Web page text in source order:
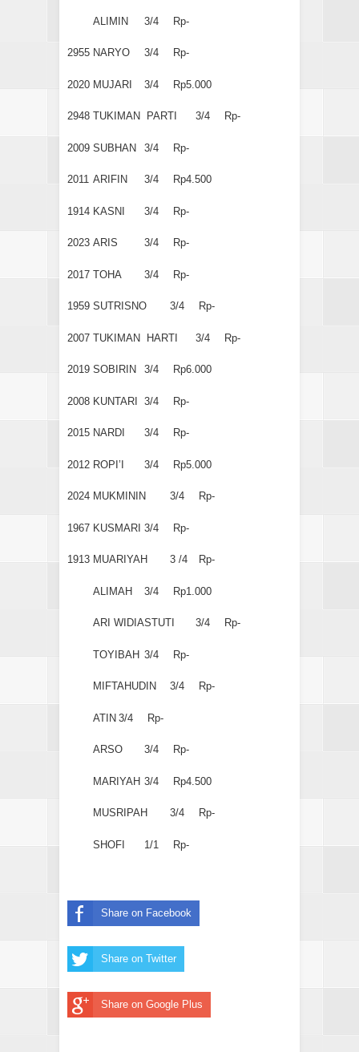
ALIMIN 3/4 Rp-
2955 NARYO 3/4 Rp-
2020 MUJARI 3/4 Rp5.000
2948 TUKIMAN PARTI 3/4 Rp-
2009 SUBHAN 3/4 Rp-
2011 ARIFIN 3/4 Rp4.500
1914 KASNI 3/4 Rp-
2023 ARIS 3/4 Rp-
2017 TOHA 3/4 Rp-
1959 SUTRISNO 3/4 Rp-
2007 TUKIMAN HARTI 3/4 Rp-
2019 SOBIRIN 3/4 Rp6.000
2008 KUNTARI 3/4 Rp-
2015 NARDI 3/4 Rp-
2012 ROPI’I 3/4 Rp5.000
2024 MUKMININ 3/4 Rp-
1967 KUSMARI 3/4 Rp-
1913 MUARIYAH 3 /4 Rp-
ALIMAH 3/4 Rp1.000
ARI WIDIASTUTI 3/4 Rp-
TOYIBAH 3/4 Rp-
MIFTAHUDIN 3/4 Rp-
ATIN 3/4 Rp-
ARSO 3/4 Rp-
MARIYAH 3/4 Rp4.500
MUSRIPAH 3/4 Rp-
SHOFI 1/1 Rp-
Share on Facebook
Share on Twitter
Share on Google Plus